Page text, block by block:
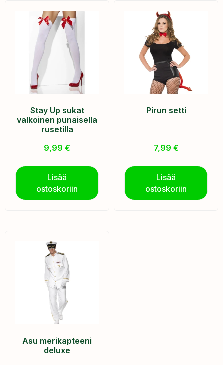
Stay Up sukat
valkoinen punaisella
rusetilla
9,99 €
Lisää
ostoskoriin
Pirun setti
7,99 €
Lisää
ostoskoriin
Asu merikapteeni
deluxe